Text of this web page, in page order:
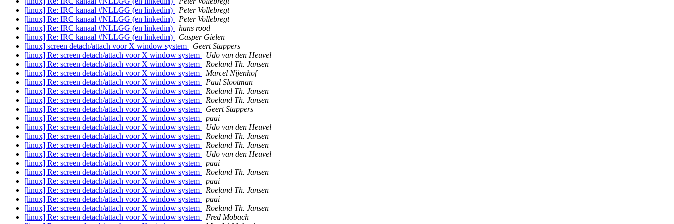
[linux] Re: IRC kanaal #NLLGG (en linkedin)
Peter Vollebregt
[linux] Re: IRC kanaal #NLLGG (en linkedin)
Peter Vollebregt
[linux] Re: IRC kanaal #NLLGG (en linkedin)
hans rood
[linux] Re: IRC kanaal #NLLGG (en linkedin)
Casper Gielen
[linux] screen detach/attach voor X window system
Geert Stappers
[linux] Re: screen detach/attach voor X window system
Udo van den Heuvel
[linux] Re: screen detach/attach voor X window system
Roeland Th. Jansen
[linux] Re: screen detach/attach voor X window system
Marcel Nijenhof
[linux] Re: screen detach/attach voor X window system
Paul Slootman
[linux] Re: screen detach/attach voor X window system
Roeland Th. Jansen
[linux] Re: screen detach/attach voor X window system
Roeland Th. Jansen
[linux] Re: screen detach/attach voor X window system
Geert Stappers
[linux] Re: screen detach/attach voor X window system
paai
[linux] Re: screen detach/attach voor X window system
Udo van den Heuvel
[linux] Re: screen detach/attach voor X window system
Roeland Th. Jansen
[linux] Re: screen detach/attach voor X window system
Roeland Th. Jansen
[linux] Re: screen detach/attach voor X window system
Udo van den Heuvel
[linux] Re: screen detach/attach voor X window system
paai
[linux] Re: screen detach/attach voor X window system
Roeland Th. Jansen
[linux] Re: screen detach/attach voor X window system
paai
[linux] Re: screen detach/attach voor X window system
Roeland Th. Jansen
[linux] Re: screen detach/attach voor X window system
paai
[linux] Re: screen detach/attach voor X window system
Roeland Th. Jansen
[linux] Re: screen detach/attach voor X window system
Fred Mobach